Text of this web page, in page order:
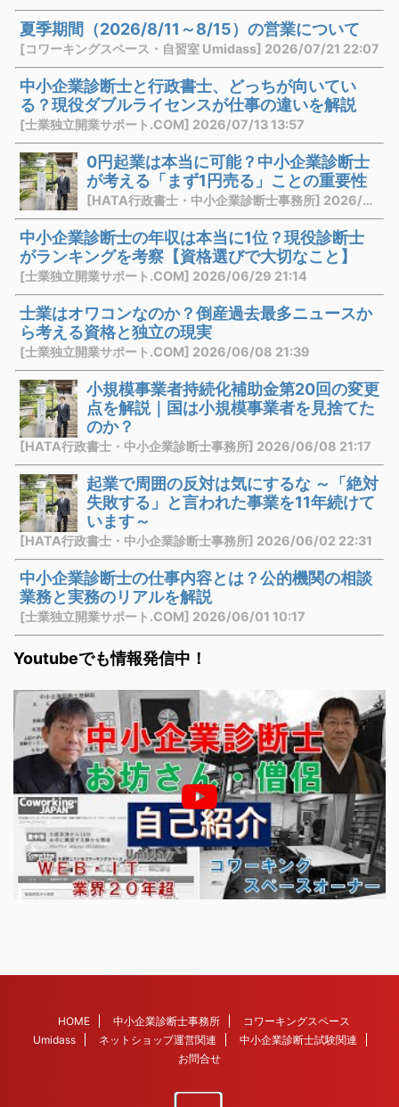
夏季期間（2026/8/11～8/15）の営業について
[コワーキングスペース・自習室 Umidass] 2026/07/21 22:07
中小企業診断士と行政書士、どっちが向いてい
る？現役ダブルライセンスが仕事の違いを解説
[士業独立開業サポート.COM] 2026/07/13 13:57
0円起業は本当に可能？中小企業診断士
が考える「まず1円売る」ことの重要性
[HATA行政書士・中小企業診断士事務所] 2026/07/03 21:10
中小企業診断士の年収は本当に1位？現役診断士
がランキングを考察【資格選びで大切なこと】
[士業独立開業サポート.COM] 2026/06/29 21:14
士業はオワコンなのか？倒産過去最多ニュースか
ら考える資格と独立の現実
[士業独立開業サポート.COM] 2026/06/08 21:39
小規模事業者持続化補助金第20回の変更
点を解説｜国は小規模事業者を見捨てた
のか？
[HATA行政書士・中小企業診断士事務所] 2026/06/08 21:17
起業で周囲の反対は気にするな ～「絶対
失敗する」と言われた事業を11年続けて
います～
[HATA行政書士・中小企業診断士事務所] 2026/06/02 22:31
中小企業診断士の仕事内容とは？公的機関の相談
業務と実務のリアルを解説
[士業独立開業サポート.COM] 2026/06/01 10:17
Youtubeでも情報発信中！
HOME 中小企業診断士事務所
コワーキングスペース
Umidass
ネットショップ運営関連
中小企業診断士試験関連
お問合せ